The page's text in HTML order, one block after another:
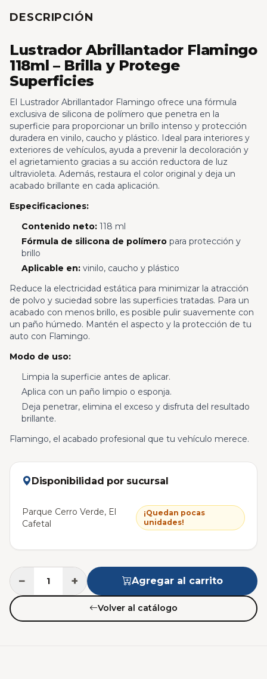
DESCRIPCIÓN
Lustrador Abrillantador Flamingo
118ml – Brilla y Protege
Superficies
El Lustrador Abrillantador Flamingo ofrece una fórmula
exclusiva de silicona de polímero que penetra en la
superficie para proporcionar un brillo intenso y protección
duradera en vinilo, caucho y plástico. Ideal para interiores y
exteriores de vehículos, ayuda a prevenir la decoloración y
el agrietamiento gracias a su acción reductora de luz
ultravioleta. Además, restaura el color original y deja un
acabado brillante en cada aplicación.
Especificaciones:
Contenido neto:118 ml
Fórmula de silicona de polímeropara protección y
brillo
Aplicable en:vinilo, caucho y plástico
Reduce la electricidad estática para minimizar la atracción
de polvo y suciedad sobre las superficies tratadas. Para un
acabado con menos brillo, es posible pulir suavemente con
un paño húmedo. Mantén el aspecto y la protección de tu
auto con Flamingo.
Modo de uso:
Limpia la superficie antes de aplicar.
Aplica con un paño limpio o esponja.
Deja penetrar, elimina el exceso y disfruta del resultado
brillante.
Flamingo, el acabado profesional que tu vehículo merece.
Disponibilidad por sucursal
Parque Cerro Verde, El
Cafetal
¡Quedan pocas
unidades!
− + Agregar al carrito
Volver al catálogo